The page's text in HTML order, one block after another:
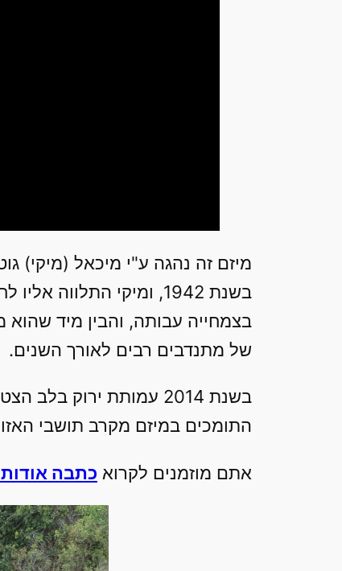
מיזם זה נהגה ע"י מיכאל (מיקי)
בצמחייה עבותה, והבין מיד
של מתנדבים רבים לאורך השנים.
בשנת 2014 עמותת
התומכים במיזם מקרב תושבי
אתם מוזמנים לקרוא כתבה אודות